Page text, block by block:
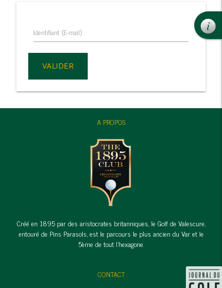
Identifiant (E-mail) :
A PROPOS
Créé en 1895 par des aristocrates britanniques, le Golf de Valescure,
entouré de Pins Parasols, est le parcours le plus ancien du Var et le
5ème de tout l'hexagone.
CONTACT